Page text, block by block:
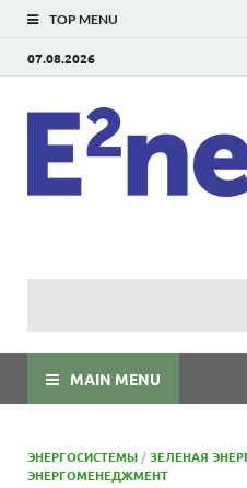
TOP MENU
07.08.2026
MAIN MENU
ЭНЕРГОСИСТЕМЫ /ЗЕЛЕНАЯ
ЭНЕРГОМЕНЕДЖМЕНТ